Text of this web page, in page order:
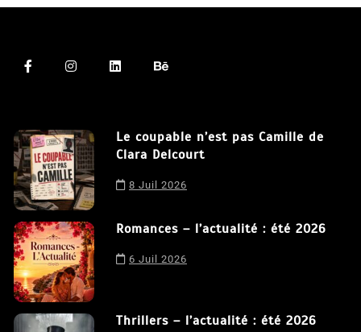
Le coupable n’est pas Camille de
Clara Delcourt
8 Juil 2026
Romances – l’actualité : été 2026
6 Juil 2026
Thrillers – l’actualité : été 2026